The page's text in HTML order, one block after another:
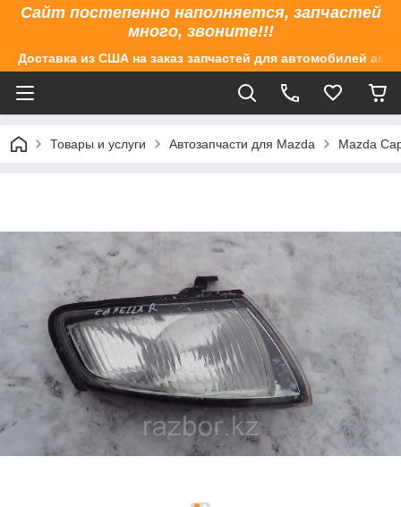
Сайт постепенно наполняется, запчастей
много, звоните!!!
Доставка из США на заказ запчастей для автомобилей
Товары и услуги Автозапчасти для Mazda Mazda